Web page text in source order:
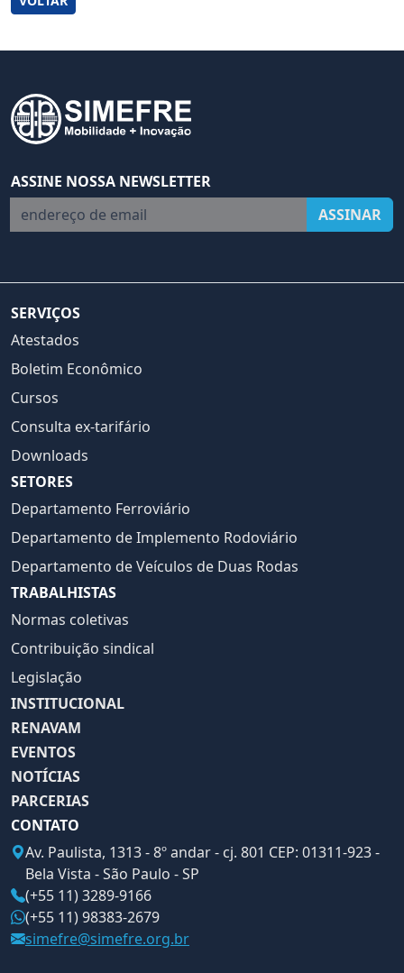
ASSINE NOSSA NEWSLETTER
endereço de email
ASSINAR
SERVIÇOS
Atestados
Boletim Econômico
Cursos
Consulta ex-tarifário
Downloads
SETORES
Departamento Ferroviário
Departamento de Implemento Rodoviário
Departamento de Veículos de Duas Rodas
TRABALHISTAS
Normas coletivas
Contribuição sindical
Legislação
INSTITUCIONAL
RENAVAM
EVENTOS
NOTÍCIAS
PARCERIAS
CONTATO
Av. Paulista, 1313 - 8º andar - cj. 801 CEP: 01311-923 -
Bela Vista - São Paulo - SP
(+55 11) 3289-9166
(+55 11) 98383-2679
simefre@simefre.org.br